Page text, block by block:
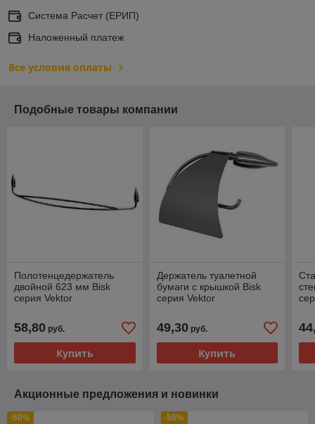
Система Расчет (ЕРИП)
Наложенный платеж
Все условия оплаты
Подобные товары компании
Полотенцедержатель
двойной 623 мм Bisk
серия Vektor
58,80 руб.
Купить
Держатель туалетной
бумаги с крышкой Bisk
серия Vektor
49,30руб.
Купить
Акционные предложения и новинки
-50% -50%